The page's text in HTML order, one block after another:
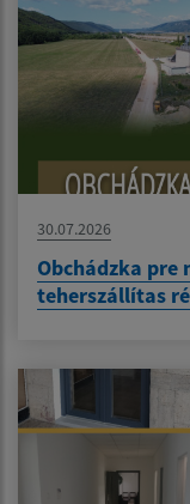
30.07.2026
Obchádzka
teherszállítas